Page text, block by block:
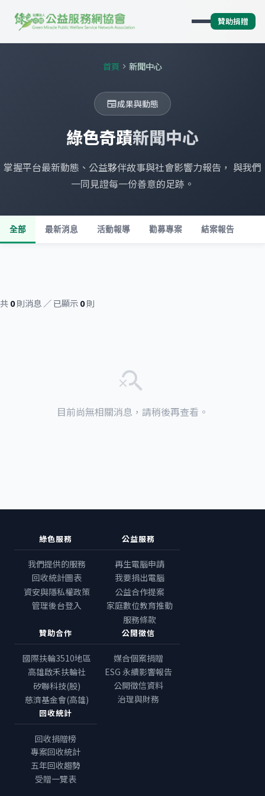
贊助捐贈
首頁 chevron_right 新聞中心
newspaper成果與動態
綠色奇蹟新聞中心
掌握平台最新動態、公益夥伴故事與社會影響力報告， 與我們
一同見證每一份善意的足跡。
全部 最新消息 活動報導 勸募專案 結案報告
共0則消息 ／ 已顯示0則
search_off
目前尚無相關消息，請稍後再查看。
綠色服務
我們提供的服務
回收統計圖表
資安與隱私權政策
管理後台登入
公益服務
再生電腦申請
我要捐出電腦
公益合作提案
家庭數位教育推動
服務條款
贊助合作
國際扶輪3510地區
高雄啟禾扶輪社
矽聯科技(股)
慈濟基金會(高雄)
公開徵信
媒合個案捐贈
ESG 永續影響報告
公開徵信資料
治理與財務
回收統計
回收捐贈榜
專案回收統計
五年回收趨勢
受贈一覽表